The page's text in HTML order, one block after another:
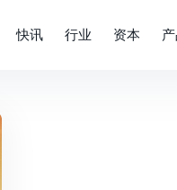
快讯 行业 资本